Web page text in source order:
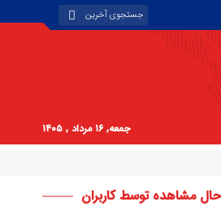
جمعه, ۱۶ مرداد , ۱۴۰۵
حال مشاهده توسط کاربران